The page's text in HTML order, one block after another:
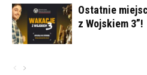
Ostatnie
z Wojskiem 3”!